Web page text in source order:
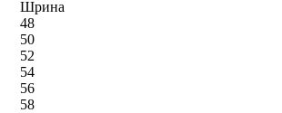
Шрина
48
50
52
54
56
58